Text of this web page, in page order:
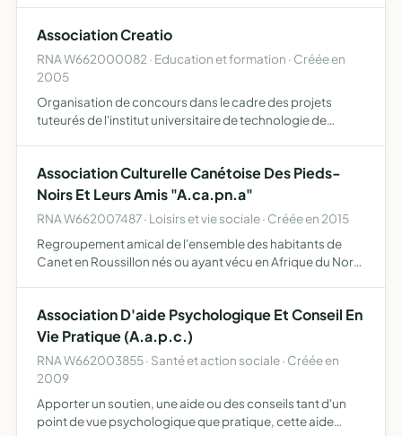
…
Association Creatio
RNA W662000082 · Education et formation · Créée en
2005
Organisation de concours dans le cadre des projets
tuteurés de l'institut universitaire de technologie de
Association Culturelle Canétoise Des Pieds-
Noirs Et Leurs Amis "A.ca.pn.a"
RNA W662007487 · Loisirs et vie sociale · Créée en 2015
Regroupement amical de l'ensemble des habitants de
Canet en Roussillon nés ou ayant vécu en Afrique du Nord
Association D'aide Psychologique Et Conseil En
Vie Pratique (A.a.p.c.)
RNA W662003855 · Santé et action sociale · Créée en
2009
Apporter un soutien, une aide ou des conseils tant d'un
point de vue psychologique que pratique, cette aide